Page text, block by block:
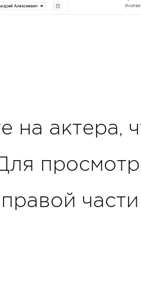
на актера,